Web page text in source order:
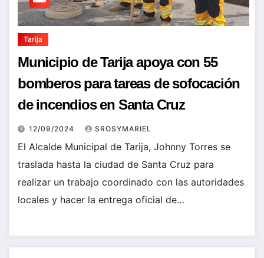
Tarija
Municipio de Tarija apoya con 55
bomberos para tareas de sofocación
de incendios en Santa Cruz
12/09/2024 SROSYMARIEL
El Alcalde Municipal de Tarija, Johnny Torres se
traslada hasta la ciudad de Santa Cruz para
realizar un trabajo coordinado con las autoridades
locales y hacer la entrega oficial de…